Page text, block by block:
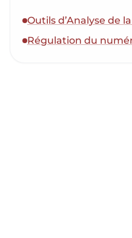
Outils d’Analyse de
Régulation du